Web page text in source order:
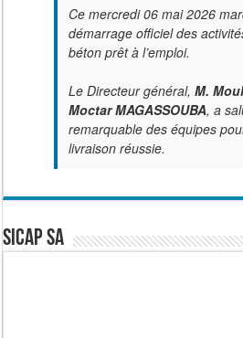
Ce mercredi 06 mai 2026
démarrage officiel des
béton prêt à l’emploi.
Le Directeur général, M.
Moctar MAGASSOUBA, a
remarquable des équipes
livraison réussie.
SICAP SA